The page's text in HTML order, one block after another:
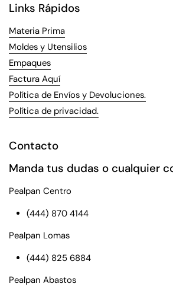
Links Rápidos
Materia Prima
Moldes y Utensilios
Empaques
Factura Aquí
Política de Envíos y Devoluciones.
Política de privacidad.
Contacto
Manda tus dudas o cualquier
Pealpan Centro
(444) 870 4144
Pealpan Lomas
(444) 825 6884
Pealpan Abastos